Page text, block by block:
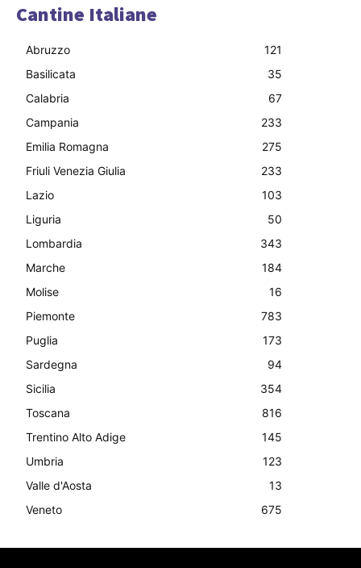
Cantine Italiane
Abruzzo
121
Basilicata
35
Calabria
67
Campania
233
Emilia Romagna
275
Friuli Venezia Giulia
233
Lazio
103
Liguria
50
Lombardia
343
Marche
184
Molise
16
Piemonte
783
Puglia
173
Sardegna
94
Sicilia
354
Toscana
816
Trentino Alto Adige
145
Umbria
123
Valle d'Aosta
13
Veneto
675